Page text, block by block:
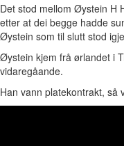
Det stod mellom Øystein H
etter at dei begge hadde
Øystein som til slutt stod
Øystein kjem frå ørlandet i
vidaregåande.
Han vann platekontrakt, så